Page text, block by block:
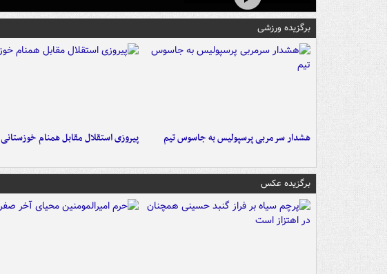
برگزیده ورزشی
هشدار سرمربی پرسپولیس به جاسوس تیم پیروزی استقلال مقابل همنام خوزستانی
برگزیده عکس